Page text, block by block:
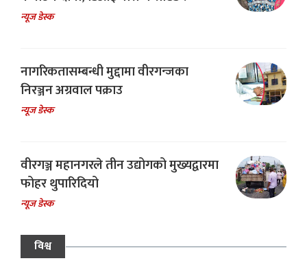
न्यूज डेस्क
नागरिकतासम्बन्धी मुद्दामा वीरगन्जका
निरञ्जन अग्रवाल पक्राउ
न्यूज डेस्क
वीरगञ्ज महानगरले तीन उद्योगको मुख्यद्वारमा
फोहर थुपारिदियो
न्यूज डेस्क
विश्व